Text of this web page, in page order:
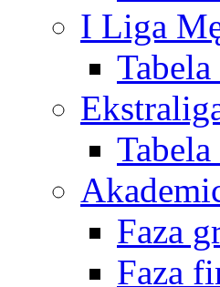
I Liga
Faza
Faza